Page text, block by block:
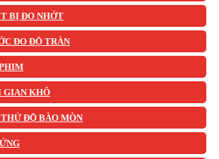
BỊ ĐO NHỚT
ĐO ĐỘ TRÀN
GIAN KHÔ
ĐỘ BÀO MÒN